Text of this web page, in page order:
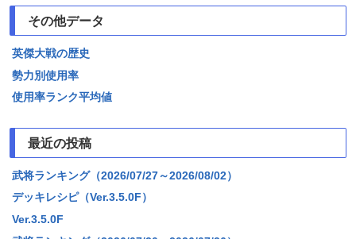
その他データ
英傑大戦の歴史
勢力別使用率
使用率ランク平均値
最近の投稿
武将ランキング（2026/07/27～2026/08/02）
デッキレシピ（Ver.3.5.0F）
Ver.3.5.0F